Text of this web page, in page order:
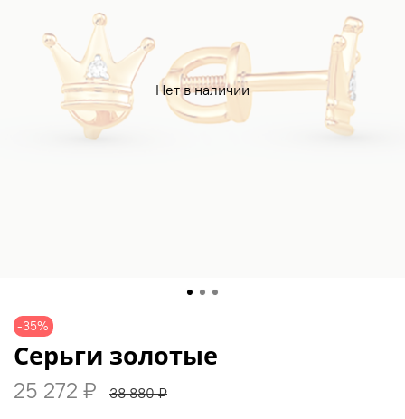
Нет в наличии
-35%
Серьги золотые
25 272 ₽ 38 880 ₽